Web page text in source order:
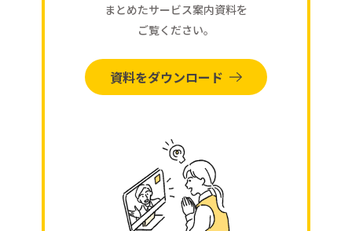
まとめたサービス案内資料を
ご覧ください。
資料をダウンロード